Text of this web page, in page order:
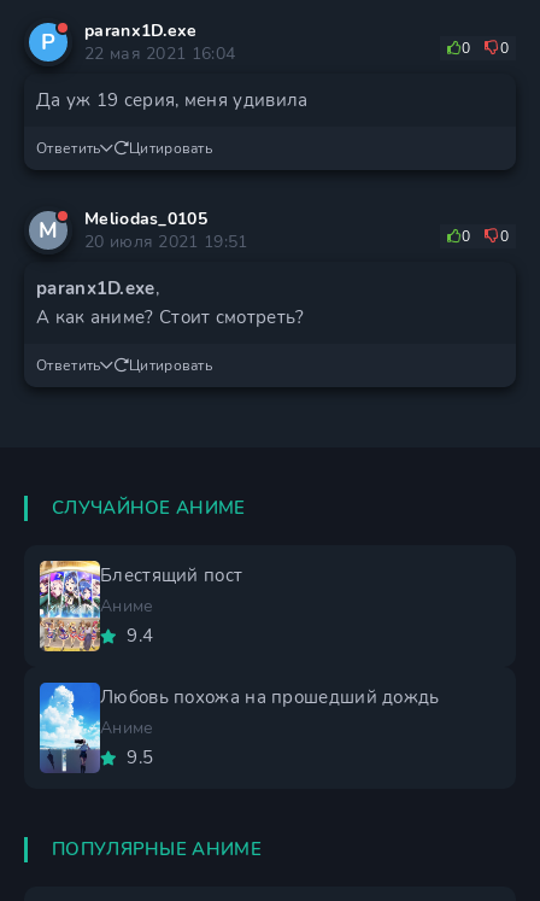
P
paranx1D.exe
22 мая 2021 16:04
0 0
Да уж 19 серия, меня удивила
Ответить Цитировать
M
Meliodas_0105
20 июля 2021 19:51
0 0
paranx1D.exe,
А как аниме? Стоит смотреть?
Ответить Цитировать
СЛУЧАЙНОЕ АНИМЕ
Блестящий пост
Аниме
9.4
Любовь похожа на прошедший дождь
Аниме
9.5
ПОПУЛЯРНЫЕ АНИМЕ